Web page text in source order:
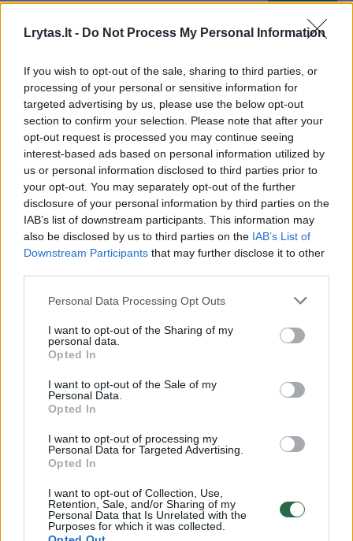
Lrytas.lt - Do Not Process My Personal Information
If you wish to opt-out of the sale, sharing to third parties, or
processing of your personal or sensitive information for
targeted advertising by us, please use the below opt-out
section to confirm your selection. Please note that after your
opt-out request is processed you may continue seeing
interest-based ads based on personal information utilized by
us or personal information disclosed to third parties prior to
your opt-out. You may separately opt-out of the further
disclosure of your personal information by third parties on the
IAB’s list of downstream participants. This information may
also be disclosed by us to third parties on the IAB’s List of
Downstream Participants that may further disclose it to other
Personal Data Processing Opt Outs
I want to opt-out of the Sharing of my
personal data.
Opted In
I want to opt-out of the Sale of my
Personal Data.
Opted In
I want to opt-out of processing my
Personal Data for Targeted Advertising.
Opted In
I want to opt-out of Collection, Use,
Retention, Sale, and/or Sharing of my
Personal Data that Is Unrelated with the
Purposes for which it was collected.
00:02:08
apgynė čempionų vardą
Visi įrašai
Žiūrimiausi įrašai
00:00:30
Vaizdai iš tragiškos avarijos Vilniaus r.: dviejų moterų ir
vaiko gyvybių išgelbėti nepavyko
00:00:57
Savaitės vidurys nusimato karštas: temperatūra kils iki
32 laipsnių šilumos
Žinios | Orai
Nufilmavo, kaip patvino Vilniaus Vakarinis aplinkkelis:
vaizdas pribloškia